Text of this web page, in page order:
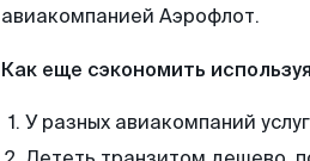
авиакомпанией Аэрофлот.
Как еще сэкономить
У разных авиакомпаний